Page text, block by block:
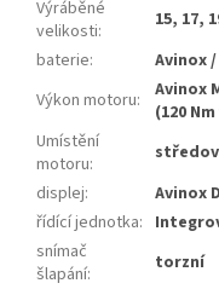
Výráběné
velikosti:
15, 17,
baterie:
Avinox /
Výkon motoru:
Avinox
(120
Umístění
motoru:
displej:
Avinox
řídící jednotka:
snímač
šlapání:
torzní